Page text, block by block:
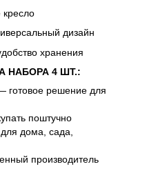
кресло
дизайн
хранения
НАБОРА 4 ШТ.:
готовое решение для
поштучно
дома, сада,
производитель